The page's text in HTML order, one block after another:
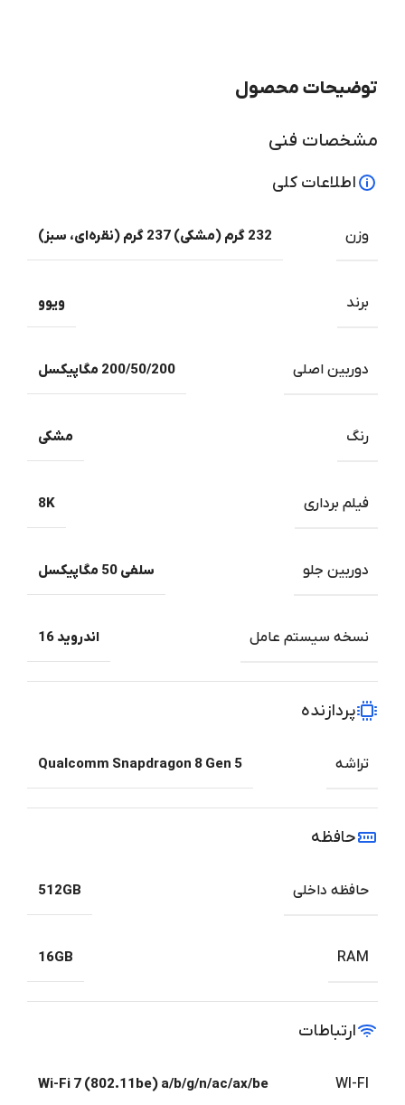
مشخصات فنی
اطلاعات کلی
وزن 232 گرم (مشکی) 237 گرم (نقره‌ای، سبز)
برند ویوو
دوربین اصلی 200/50/200 مگاپیکسل
رنگ مشکی
فیلم برداری 8K
دوربین جلو سلفی 50 مگاپیکسل
نسخه سیستم عامل اندروید 16
پردازنده
تراشه Qualcomm Snapdragon 8 Gen 5
حافظه
حافظه داخلی 512GB
RAM
16GB
ارتباطات
WI-FI
Wi-Fi 7 (802.11be) a/b/g/n/ac/ax/be
توضیحات محصول